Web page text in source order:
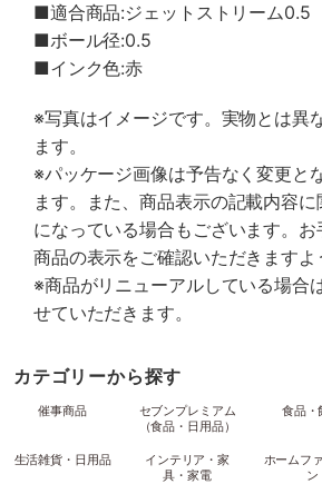
■適合商品:ジェットストリーム0.5
■ボール径:0.5
■インク色:赤
※写真はイメージです。実物とは異
ます。
※パッケージ画像は予告なく変更と
ます。また、商品表示の記載内容
になっている場合もございます。
商品の表示をご確認いただきますよ
※商品がリニューアルしている場合
せていただきます。
カテゴリーから探す
催事商品
セブンプレミアム
（食品・日用品）
食品・
生活雑貨・日用品
インテリア・家
具・家電
ホームフ
ン